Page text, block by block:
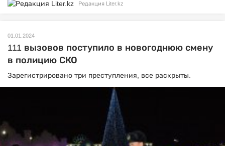
Редакция Liter.kz
01.01.2024
111 вызовов поступило в новогоднюю смену
в полицию СКО
Зарегистрировано три преступления, все раскрыты.